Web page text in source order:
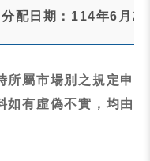
配日期：114年6月
所屬市場別之規定申
如有虛偽不實，均由